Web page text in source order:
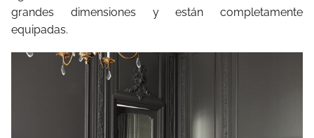
grandes dimensiones y están completamente
equipadas.